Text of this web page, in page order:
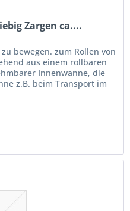
Zargen ca....
bewegen. zum Rollen von
aus einem rollbaren
Innenwanne, die
z.B. beim Transport im